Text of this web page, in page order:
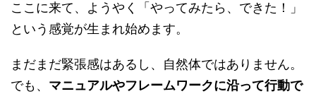
ここに来て、ようやく「やってみたら、できた！」
という感覚が生まれ始めます。
まだまだ緊張感はあるし、自然体ではありません。
でも、 マニュアルやフレームワークに沿って行動で